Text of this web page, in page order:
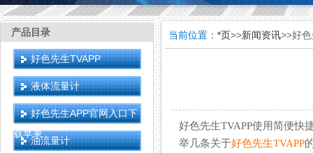
产品目录
好色先生TVAPP
液体流量计
好色先生APP官网入口下
载苹果
油流量计
当前位置： *页>>新闻资讯>>好
好色先生TVAPP使用简便快捷
举几条关于好色先生TVAPP